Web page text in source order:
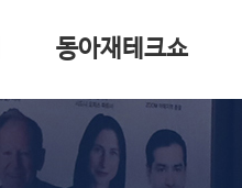
동아재테크쇼